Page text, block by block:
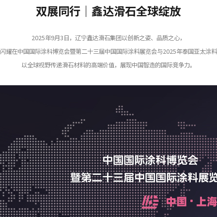
双展同行｜鑫达滑石全球绽放
2025年9月3日，辽宁鑫达滑石集团以创新之姿、品质之心，
耀在中国国际涂科博览会暨第二十三届中国国际涂料展览会与2025年泰国亚太涂
以全球视野传递滑石材料的高端价值，展现中国智造的国际竞争力。